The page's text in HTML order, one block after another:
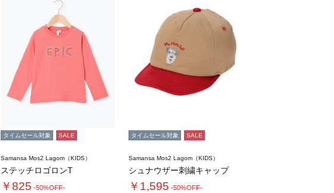
タイムセール対象 SALE
Samansa Mos2 Lagom（KIDS）
ステッチロゴロンT
￥825 -50%OFF-
タイムセール対象 SALE
Samansa Mos2 Lagom（KIDS）
シュナウザー刺繍キャップ
￥1,595 -50%OFF-